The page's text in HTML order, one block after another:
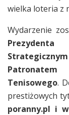
wielka loteria z
Wydarzenie
Patronatem
Tenisowego.
prestiżowych
poranny.pl i